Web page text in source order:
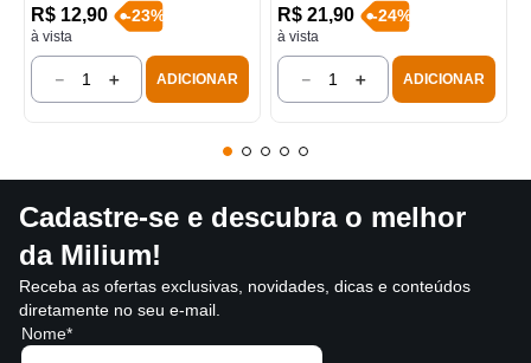
R$ 12,90
à vista
-23%
＋
－ ADICIONAR
R$ 21,90
à vista
-24%
＋
－ ADICIONAR
Cadastre-se e descubra o melhor
da Milium!
Receba as ofertas exclusivas, novidades, dicas e conteúdos
diretamente no seu e-mail.
Nome*